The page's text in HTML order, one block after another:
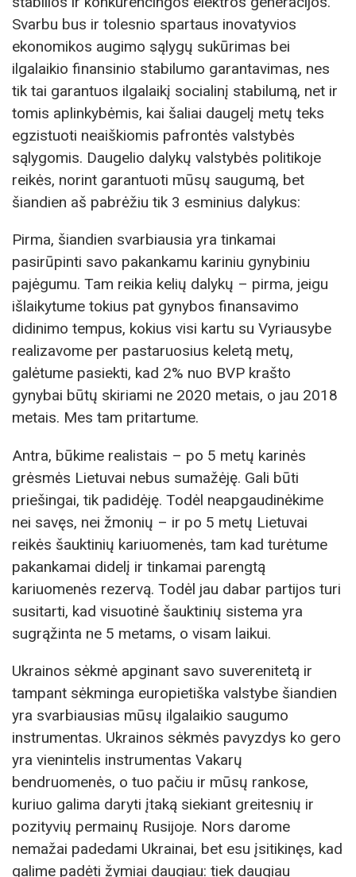
Svarbu bus ir tolesnio spartaus inovatyvios
ekonomikos augimo sąlygų sukūrimas bei
ilgalaikio finansinio stabilumo garantavimas, nes
tik tai garantuos ilgalaikį socialinį stabilumą, net ir
tomis aplinkybėmis, kai šaliai daugelį metų teks
egzistuoti neaiškiomis pafrontės valstybės
sąlygomis. Daugelio dalykų valstybės politikoje
reikės, norint garantuoti mūsų saugumą, bet
šiandien aš pabrėžiu tik 3 esminius dalykus:
Pirma, šiandien svarbiausia yra tinkamai
pasirūpinti savo pakankamu kariniu gynybiniu
pajėgumu. Tam reikia kelių dalykų – pirma, jeigu
išlaikytume tokius pat gynybos finansavimo
didinimo tempus, kokius visi kartu su Vyriausybe
realizavome per pastaruosius keletą metų,
galėtume pasiekti, kad 2% nuo BVP krašto
gynybai būtų skiriami ne 2020 metais, o jau 2018
metais. Mes tam pritartume.
Antra, būkime realistais – po 5 metų karinės
grėsmės Lietuvai nebus sumažėję. Gali būti
priešingai, tik padidėję. Todėl neapgaudinėkime
nei savęs, nei žmonių – ir po 5 metų Lietuvai
reikės šauktinių kariuomenės, tam kad turėtume
pakankamai didelį ir tinkamai parengtą
kariuomenės rezervą. Todėl jau dabar partijos turi
susitarti, kad visuotinė šauktinių sistema yra
sugrąžinta ne 5 metams, o visam laikui.
Ukrainos sėkmė apginant savo suverenitetą ir
tampant sėkminga europietiška valstybe šiandien
yra svarbiausias mūsų ilgalaikio saugumo
instrumentas. Ukrainos sėkmės pavyzdys ko gero
yra vienintelis instrumentas Vakarų
bendruomenės, o tuo pačiu ir mūsų rankose,
kuriuo galima daryti įtaką siekiant greitesnių ir
pozityvių permainų Rusijoje. Nors darome
nemažai padedami Ukrainai, bet esu įsitikinęs, kad
galime padėti žymiai daugiau: tiek daugiau